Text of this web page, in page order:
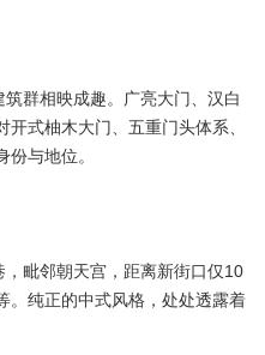
群相映成趣。广亮大门、汉白
式柚木大门、五重门头体系、
与地位。
毗邻朝天宫，距离新街口仅10
。纯正的中式风格，处处透露着